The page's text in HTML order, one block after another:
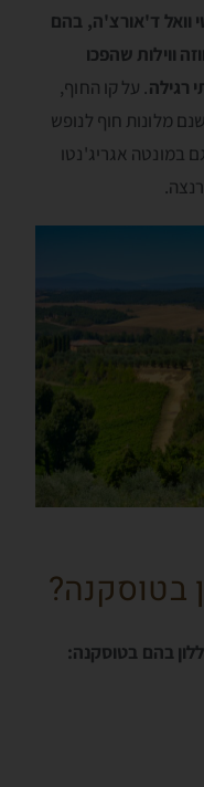
וואל ד'אורצ'ה, בהם
ווילות שהפכו
רגילה. על קו החוף,
מלונות חוף לנופש
במונטה אגריג'נטו
בטוסקנה?